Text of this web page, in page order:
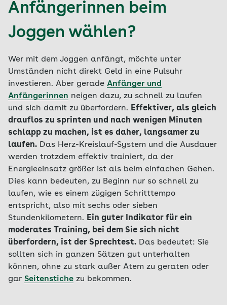
Anfängerinnen beim
Joggen wählen?
Wer mit dem Joggen anfängt, möchte unter
Umständen nicht direkt Geld in eine Pulsuhr
investieren. Aber gerade Anfänger und
Anfängerinnen neigen dazu, zu schnell zu laufen
und sich damit zu überfordern. Effektiver, als gleich
drauflos zu sprinten und nach wenigen Minuten
schlapp zu machen, ist es daher, langsamer zu
laufen. Das Herz-Kreislauf-System und die Ausdauer
werden trotzdem effektiv trainiert, da der
Energieeinsatz größer ist als beim einfachen Gehen.
Dies kann bedeuten, zu Beginn nur so schnell zu
laufen, wie es einem zügigen Schritttempo
entspricht, also mit sechs oder sieben
Stundenkilometern. Ein guter Indikator für ein
moderates Training, bei dem Sie sich nicht
überfordern, ist der Sprechtest. Das bedeutet: Sie
sollten sich in ganzen Sätzen gut unterhalten
können, ohne zu stark außer Atem zu geraten oder
gar Seitenstiche zu bekommen.